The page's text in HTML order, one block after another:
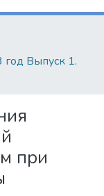
год Выпуск 1.
при